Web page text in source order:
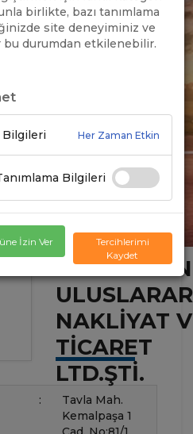
AHMET
NAKLIYAT
TICARET
LTD.ŞTI.
:
Tavla Mah.
Kemalpaşa 1
birlikte, bazı tanımlama
site deneyiminiz ve
durumdan etkilenebilir.
Bilgileri Her Zaman Etkin
Bilgileri
İzin Ver
Tercihlerimi
Kaydet